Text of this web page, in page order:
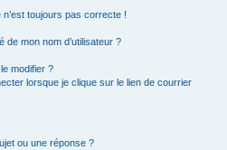
n’est toujours pas correcte !
de mon nom d’utilisateur ?
modifier ?
lorsque je clique sur le lien de courrier
ou une réponse ?